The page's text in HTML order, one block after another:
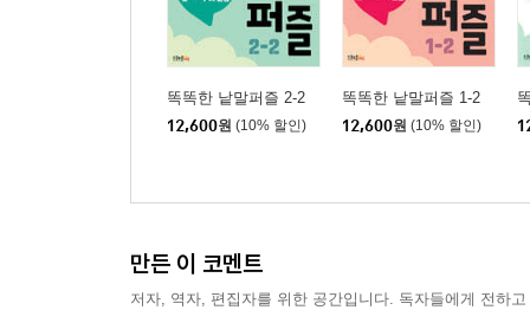
똑똑한 낱말퍼즐 2-2
12,600원 (10% 할인)
똑똑한 낱말퍼즐 1-2
12,600원 (10% 할인)
만든 이 코멘트
저자, 역자, 편집자를 위한 공간입니다. 독자들에게 전하